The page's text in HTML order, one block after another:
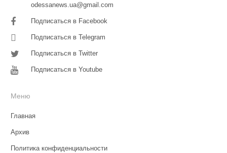
odessanews.ua@gmail.com
Подписаться в Facebook
Подписаться в Telegram
Подписаться в Twitter
Подписаться в Youtube
Меню
Главная
Архив
Политика конфиденциальности